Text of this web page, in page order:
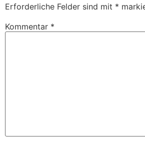
Erforderliche Felder sind mit *
Kommentar *